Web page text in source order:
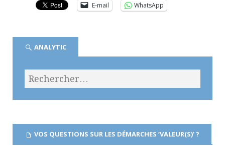
E-mail
WhatsApp
ANALYTIC
VOS QUESTIONS SUR LES DÉMARCHES ‘VALEUR(S)’ ?